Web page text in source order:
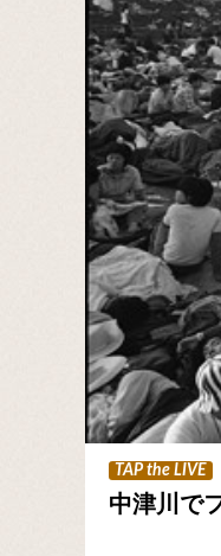
TAP the LIVE
中津川で